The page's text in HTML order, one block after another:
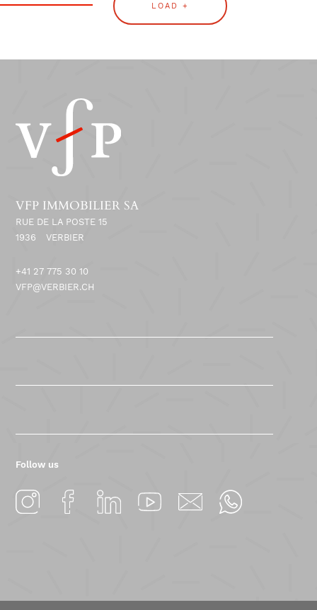
LOAD +
VFP IMMOBILIER SA
RUE DE LA POSTE 15
1936
VERBIER
+41 27 775 30 10
VFP@VERBIER.CH
Follow us